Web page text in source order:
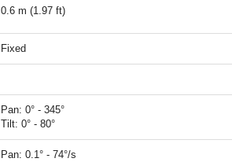
0.6 m (1.97 ft)
Fixed
Pan: 0° - 345°
Tilt: 0° - 80°
Pan: 0.1° - 74°/s